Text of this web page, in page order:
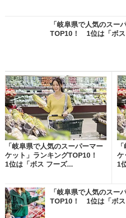
「岐阜県で人気のスー
TOP10！ 1位は「ボス
「岐阜県で人気のスーパーマー
ケット」ランキングTOP10！
1位は「ボス フーズ...
ケ
1
「岐阜県で人気のスー
TOP10！ 1位は「ボス